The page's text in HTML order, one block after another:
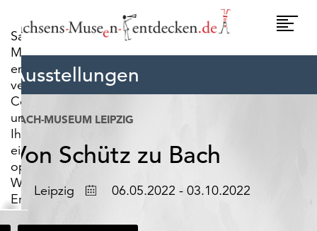
Sachsens-
Museen-
entdecken.de
verwendet
Cookies,
um
Ihnen
ein
optimales
Webseiten-
Erlebnis
zu
Ausstellungen
BACH-MUSEUM LEIPZIG
Von Schütz zu Bach
Ort Leipzig Datum06.05.2022 - 03.10.2022